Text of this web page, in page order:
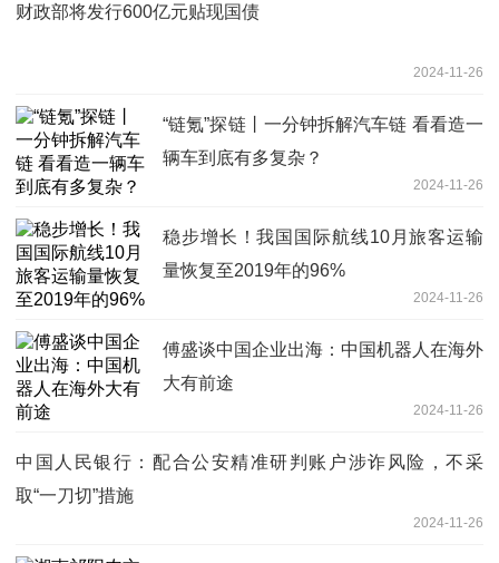
财政部将发行600亿元贴现国债
2024-11-26
“链氪”探链丨一分钟拆解汽车链 看看造一
辆车到底有多复杂？
2024-11-26
稳步增长！我国国际航线10月旅客运输
量恢复至2019年的96%
2024-11-26
傅盛谈中国企业出海：中国机器人在海外
大有前途
2024-11-26
中国人民银行：配合公安精准研判账户涉诈风险，不采
取“一刀切”措施
2024-11-26